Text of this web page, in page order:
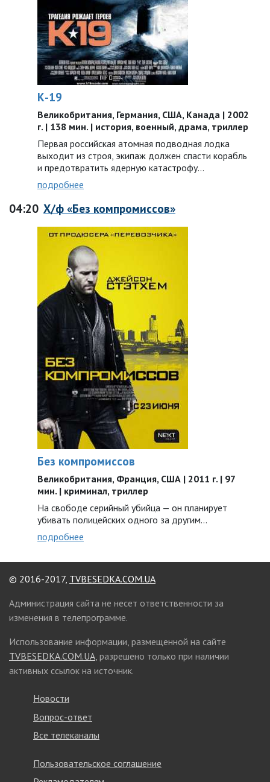
К-19
Великобритания, Германия, США, Канада | 2002
г. | 138 мин. | история, военный, драма, триллер
Первая российская атомная подводная лодка
выходит из строя, экипаж должен спасти корабль
и предотвратить ядерную катастрофу…
подробнее
04:20 Х/ф «Без компромиссов»
Без компромиссов
Великобритания, Франция, США | 2011 г. | 97
мин. | криминал, триллер
На свободе серийный убийца — он планирует
убивать полицейских одного за другим…
подробнее
© 2016-2017, TVBESEDKA.COM.UA
Администрация сайта не несет ответственности за
изменения в телепрограмме.
Использование информации, размещенной на сайте
TVBESEDKA.COM.UA, разрешено только при наличии
активных ссылок на источник.
Новости
Вопрос-ответ
Все телеканалы
Пользовательское соглашение